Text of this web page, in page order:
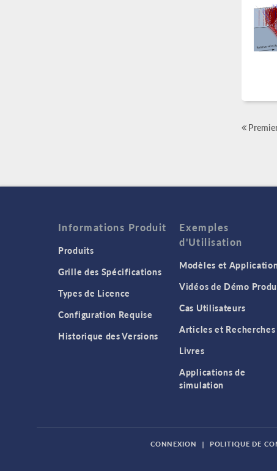
Informations Produit
Produits
Grille des Spécifications
Types de Licence
Configuration Requise
Historique des Versions
Exemples
d'Utilisation
Modèles et
Vidéos de Démo
Cas Utilisateurs
Articles et Recherches
Livres
Applications de
simulation
CONNEXION | POLITIQUE DE